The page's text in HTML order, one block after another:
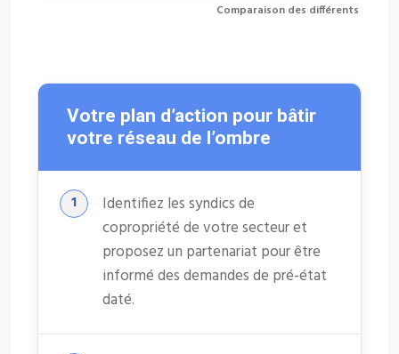
Comparaison des différents types
Votre plan d’action pour bâtir
votre réseau de l’ombre
Identifiez les syndics de
copropriété de votre secteur et
proposez un partenariat pour être
informé des demandes de pré-état
daté.